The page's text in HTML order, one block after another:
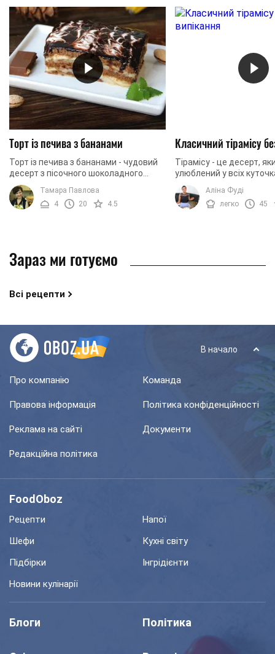
Торт із печива з бананами
Торт із печива з бананами - чудовий
десерт з пісочного шоколадного
печива з ніжним вершковим кремом,
м'яким банановим прошарком і
ноткою ванілі. 20 ...
Тамара Павлова
4
20 4.5
Класичний тірамісу
Тірамісу - це десерт,
улюблений у всіх
Вершковий ніжний
печиво савоярді -
поєднання. Приємний ...
Аліна Фуді
легко
45
Зараз ми готуємо
Всі рецепти
В начало
Про компанію Команда
Правова інформація Політика конфіденційності
Реклама на сайті Документи
Редакційна політика
FoodOboz
Рецепти
Напої
Шефи
Кухні світу
Підбірки
Інгрідієнти
Новини кулінарії
Блоги Політика